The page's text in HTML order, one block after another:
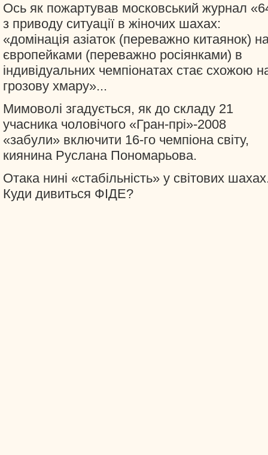
Ось як пожартував московський журнал
з приводу ситуації в жіночих шахах:
«домінація азіаток (переважно китаянок)
європейками (переважно росіянками) в
індивідуальних чемпіонатах стає схожою
грозову хмару»...
Мимоволі згадується, як до складу 21
учасника чоловічого «Гран-прі»-2008
«забули» включити 16-го чемпіона світу,
киянина Руслана Пономарьова.
Отака нині «стабільність» у світових
Куди дивиться ФІДЕ?